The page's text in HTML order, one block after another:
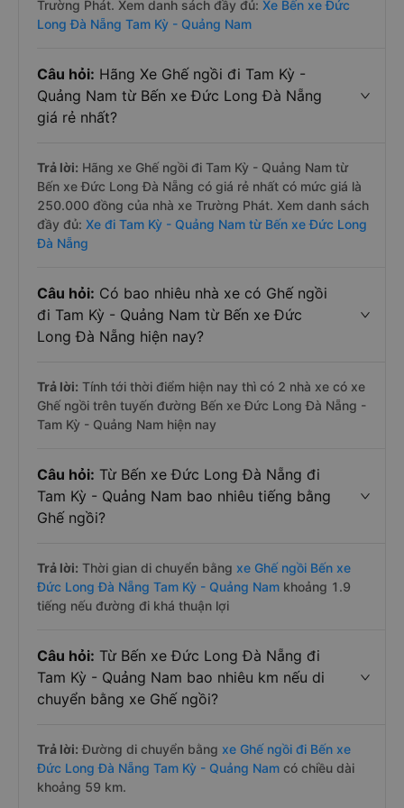
Trường Phát. Xem danh sách đầy đủ: Xe Bến xe Đức
Long Đà Nẵng Tam Kỳ - Quảng Nam
Câu hỏi: Hãng Xe Ghế ngồi đi Tam Kỳ -
Quảng Nam từ Bến xe Đức Long Đà Nẵng
giá rẻ nhất?
Trả lời: Hãng xe Ghế ngồi đi Tam Kỳ - Quảng Nam từ
Bến xe Đức Long Đà Nẵng có giá rẻ nhất có mức giá là
250.000 đồng của nhà xe Trường Phát. Xem danh sách
đầy đủ: Xe đi Tam Kỳ - Quảng Nam từ Bến xe Đức Long
Đà Nẵng
Câu hỏi: Có bao nhiêu nhà xe có Ghế ngồi
đi Tam Kỳ - Quảng Nam từ Bến xe Đức
Long Đà Nẵng hiện nay?
Trả lời: Tính tới thời điểm hiện nay thì có 2 nhà xe có xe
Ghế ngồi trên tuyến đường Bến xe Đức Long Đà Nẵng -
Tam Kỳ - Quảng Nam hiện nay
Câu hỏi: Từ Bến xe Đức Long Đà Nẵng đi
Tam Kỳ - Quảng Nam bao nhiêu tiếng bằng
Ghế ngồi?
Trả lời: Thời gian di chuyển bằng xe Ghế ngồi Bến xe
Đức Long Đà Nẵng Tam Kỳ - Quảng Nam khoảng 1.9
tiếng nếu đường đi khá thuận lợi
Câu hỏi: Từ Bến xe Đức Long Đà Nẵng đi
Tam Kỳ - Quảng Nam bao nhiêu km nếu di
chuyển bằng xe Ghế ngồi?
Trả lời: Đường di chuyển bằng xe Ghế ngồi đi Bến xe
Đức Long Đà Nẵng Tam Kỳ - Quảng Nam có chiều dài
khoảng 59 km.